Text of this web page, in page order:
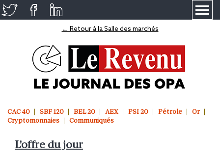
← Retour à la Salle des marchés
CAC 40 SBF 120 BEL 20 AEX PSI 20 Pétrole
Or
Cryptomonnaies
Communiqués
L'offre du jour